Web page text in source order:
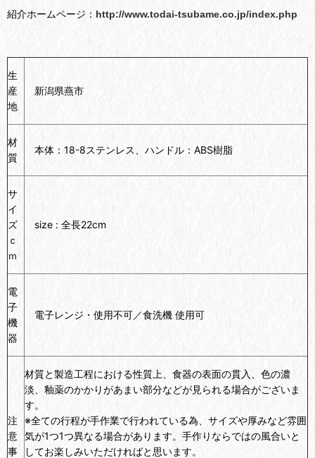
紹介ホームページ： http://www.todai-tsubame.co.jp/index.php
生
産
地
新潟県燕市
材
質
本体：18-8ステンレス、ハンドル：ABS樹脂
サ
イ
ズ
ｃ
ｍ
size : 全長22cm
電
子
機
器
電子レンジ・使用不可／食洗機 使用可
注
意
事
材質と製造工程における性質上、食器の表面の貫入、色の濃
淡、釉薬のかかりがあまい部分などが見られる場合がございま
す。
※全ての行程が手作業で行われている為、サイズや厚みなど雰囲
気が1つ1つ異なる場合があります。手作りならではの風合いと
してお楽しみいただければと思います。